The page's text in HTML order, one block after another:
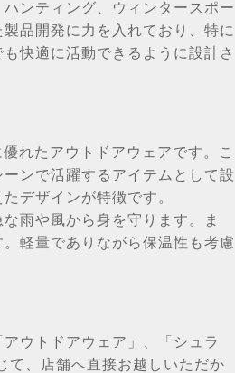
ンティング、ウィンタースポー
品開発に力を入れており、特に
快適に活動できるように設計さ
れたアウトドアウェアです。こ
ンで活躍するアイテムとして設
デザインが特徴です。
雨や風から身を守ります。ま
軽量でありながら保温性も考慮
ウトドアウェア」、「シュラ
て、店舗へ直接お越しいただか